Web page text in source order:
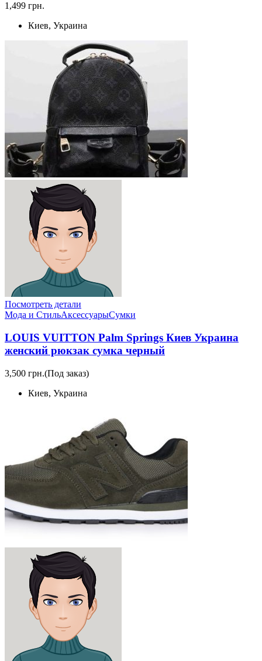
1,499 грн.
Киев, Украина
Посмотреть детали
Мода и СтильАксессуарыСумки
LOUIS VUITTON Palm Springs Киев Украина
женский рюкзак сумка черный
3,500 грн.(Под заказ)
Киев, Украина